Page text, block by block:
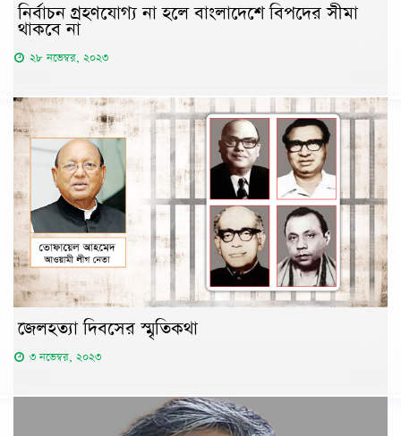
নির্বাচন গ্রহণযোগ্য না হলে বাংলাদেশে বিপদের সীমা
থাকবে না
২৮ নভেম্বর, ২০২৩
জেলহত্যা দিবসের স্মৃতিকথা
৩ নভেম্বর, ২০২৩